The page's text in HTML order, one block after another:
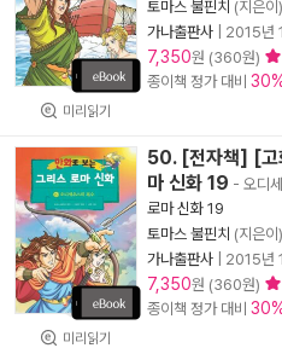
미리읽기
토마스 불핀치 (지은이),
가나출판사
2015년
7,350원 (360원)
종이책 정가 대비
미리읽기
50. [전자책] [고
마 신화 19 - 오디
로마 신화 19
토마스 불핀치 (지은이),
가나출판사
2015년
7,350원 (360원)
종이책 정가 대비